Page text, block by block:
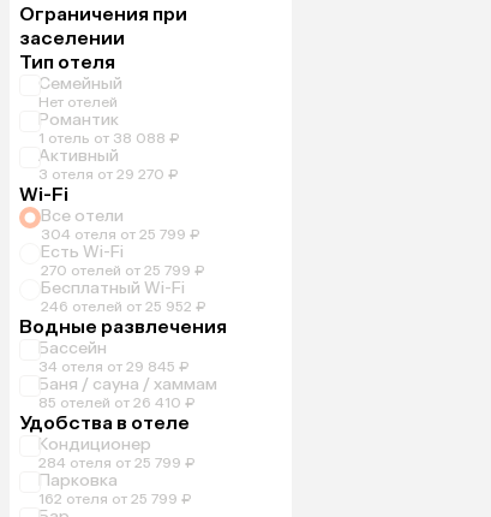
Ограничения при
заселении
Тип отеля
Семейный
Нет отелей
Романтик
1 отель от 38 088 ₽
Активный
3 отеля от 29 270 ₽
Wi-Fi
Все отели
304 отеля от 25 799 ₽
Есть Wi-Fi
270 отелей от 25 799 ₽
Бесплатный Wi-Fi
246 отелей от 25 952 ₽
Водные развлечения
Бассейн
34 отеля от 29 845 ₽
Баня / сауна / хаммам
85 отелей от 26 410 ₽
Удобства в отеле
Кондиционер
284 отеля от 25 799 ₽
Парковка
162 отеля от 25 799 ₽